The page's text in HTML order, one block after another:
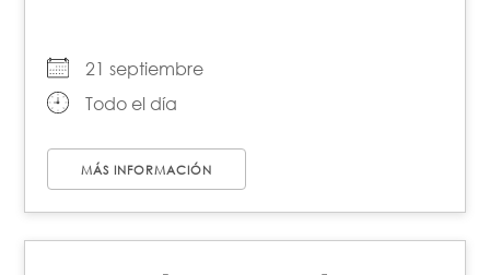
21 septiembre
Todo el día
MÁS INFORMACIÓN